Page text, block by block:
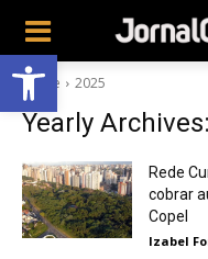
Abrir a barra de
Home 2025
Yearly
Rede
cobrar
Copel
Izabel